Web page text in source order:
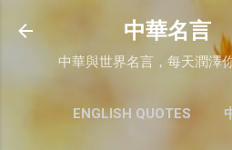
跳至主要內
中華名言
中華與世界名言，每天潤澤
ENGLISH QUOTES